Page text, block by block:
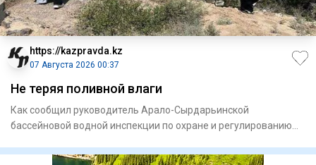
https://kazpravda.kz
07 Августа 2026 00:37
Не теряя поливной влаги
Как сообщил руководитель Арало-Сырдарьинской
бассейновой водной инспекции по охране и регулированию